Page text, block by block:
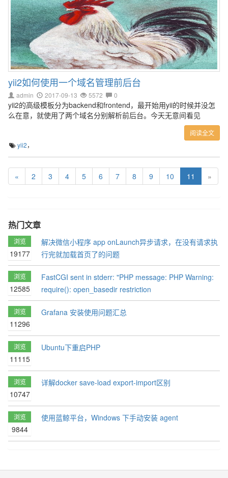
yii2如何使用一个域名管理前后台
admin 2017-09-13 5572 0
yii2的高级模板分为backend和frontend，最开始用yii的时候并没怎
么在意，就使用了两个域名分别解析前后台。今天无意间看见
阅读全文
yii2，
« 2 3 4 5 6 7 8 9 10 11 »
热门文章
浏览
19177
解决微信小程序 app onLaunch异步请求，在没有请求执
行完就加载首页了的问题
浏览
12585
FastCGI sent in stderr: "PHP message: PHP Warning:
require(): open_basedir restriction
浏览
11296
Grafana 安装使用问题汇总
浏览
11115
Ubuntu下重启PHP
浏览
10747
详解docker save-load export-import区别
浏览
9844
使用蓝鲸平台，Windows 下手动安装 agent